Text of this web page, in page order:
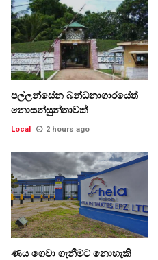
පල්ලන්සේන බන්ධනාගාරයේත්
නොසන්සුන්තාවක්
Local 2 hours ago
ණය ගෙවා ගැනීමට නොහැකි